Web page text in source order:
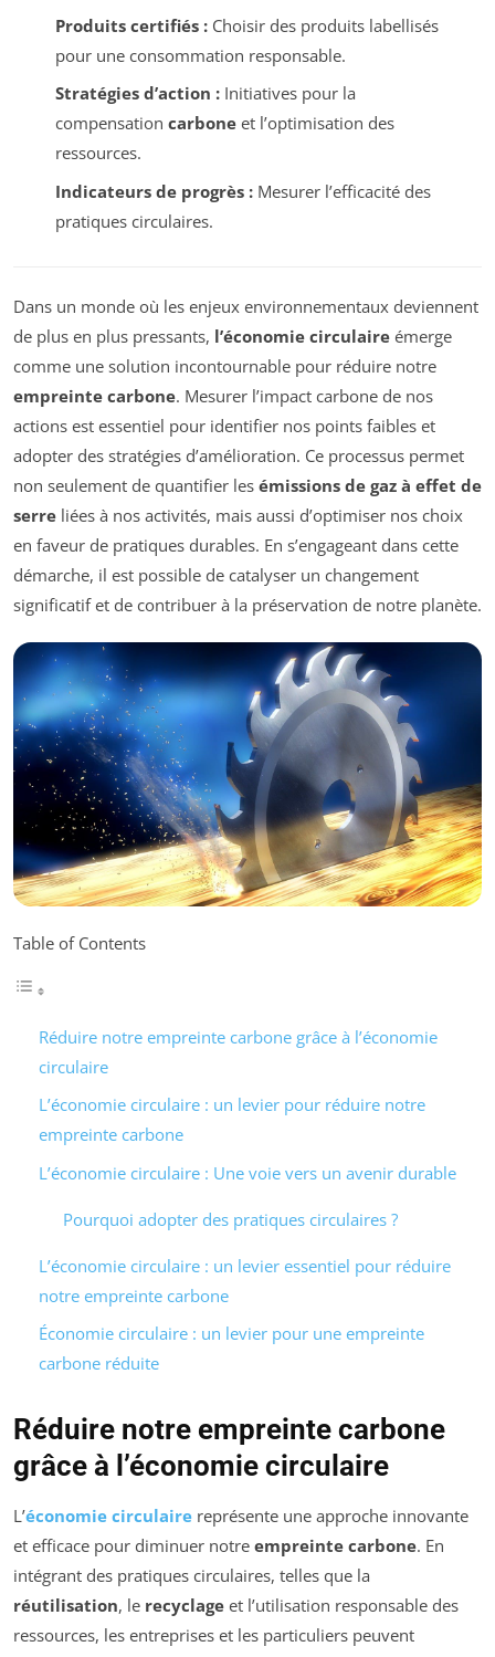
Produits certifiés :Choisir des produits labellisés
pour une consommation responsable.
Stratégies d’action :Initiatives pour la
compensation carboneet l’optimisation des
ressources.
Indicateurs de progrès :Mesurer l’efficacité des
pratiques circulaires.
Dans un monde où les enjeux environnementaux deviennent
de plus en plus pressants, l’économie circulaire émerge
comme une solution incontournable pour réduire notre
empreinte carbone. Mesurer l’impact carbone de nos
actions est essentiel pour identifier nos points faibles et
adopter des stratégies d’amélioration. Ce processus permet
non seulement de quantifier les émissions de gaz à effet de
serre liées à nos activités, mais aussi d’optimiser nos choix
en faveur de pratiques durables. En s’engageant dans cette
démarche, il est possible de catalyser un changement
significatif et de contribuer à la préservation de notre planète.
Table of Contents
Réduire notre empreinte carbone grâce à l’économie
circulaire
L’économie circulaire : un levier pour réduire notre
empreinte carbone
L’économie circulaire : Une voie vers un avenir durable
Pourquoi adopter des pratiques circulaires ?
L’économie circulaire : un levier essentiel pour réduire
notre empreinte carbone
Économie circulaire : un levier pour une empreinte
carbone réduite
Réduire notre empreinte carbone
grâce à l’économie circulaire
L’économie circulaire représente une approche innovante
et efficace pour diminuer notre empreinte carbone. En
intégrant des pratiques circulaires, telles que la
réutilisation, le recyclage et l’utilisation responsable des
ressources, les entreprises et les particuliers peuvent